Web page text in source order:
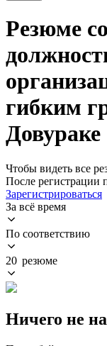
Резюме
гибким
Довураке
Чтобы видеть все
После регистрации
Зарегистрироваться
За всё время
По соответствию
20 резюме
Ничего не